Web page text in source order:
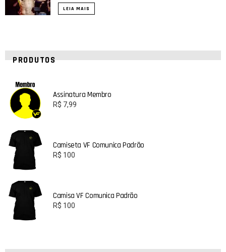
LEIA MAIS
PRODUTOS
Assinatura Membro
R$ 7,99
Camiseta VF Comunica Padrão
R$ 100
Camisa VF Comunica Padrão
R$ 100